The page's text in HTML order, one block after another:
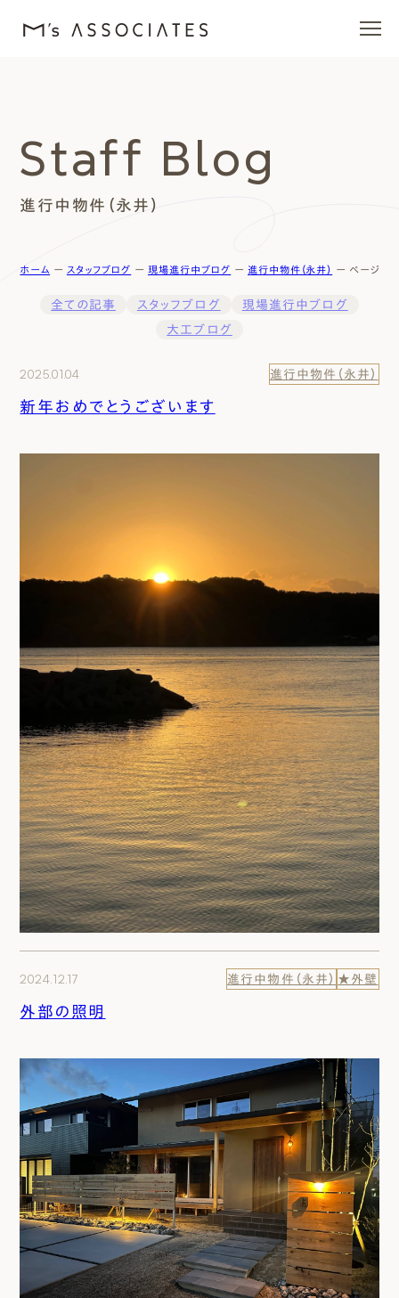
ラインナップ
エムズを愛する人たち
イベント・ブログ
エムズのこと
モデルハウスを見る
ファーストプランを試す
進行中物件（永井）
Staff Blog
ホーム ー スタッフブログ ー 現場進行中ブログ ー 進行中物件（永井） ー ページ 5
全ての記事 スタッフブログ
現場進行中ブログ
大工ブログ
2025.01.04 進行中物件（永井）
新年おめでとうございます
2024.12.17 進行中物件（永井） ★外壁
外部の照明